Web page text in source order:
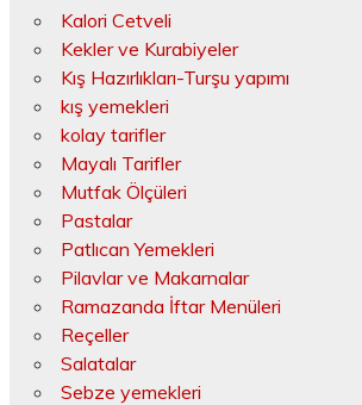
Kalori Cetveli
Kekler ve Kurabiyeler
Kış Hazırlıkları-Turşu yapımı
kış yemekleri
kolay tarifler
Mayalı Tarifler
Mutfak Ölçüleri
Pastalar
Patlıcan Yemekleri
Pilavlar ve Makarnalar
Ramazanda İftar Menüleri
Reçeller
Salatalar
Sebze yemekleri